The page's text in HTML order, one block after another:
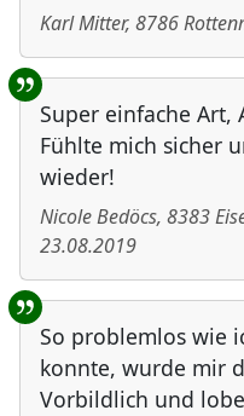
Karl Mitter, 8786
Super einfache Art,
Fühlte mich sicher
wieder!
Nicole Bedöcs, 8383
23.08.2019
So problemlos wie
konnte, wurde mir
Vorbildlich und